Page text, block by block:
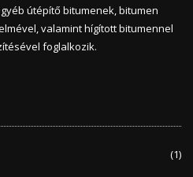
útépítő bitumenek, bitumen
valamint hígított bitumennel
foglalkozik.
(1)